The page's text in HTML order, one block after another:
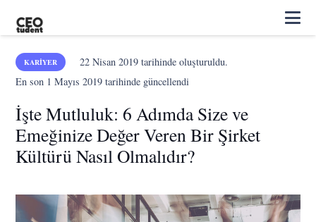
KARIYER 22 Nisan 2019tarihinde oluşturuldu.
En son 1 Mayıs 2019 tarihinde güncellendi
İşte Mutluluk: 6 Adımda Size ve
Emeğinize Değer Veren Bir Şirket
Kültürü Nasıl Olmalıdır?